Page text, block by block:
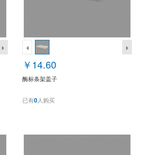
￥14.60
酶标条架盖子
已有0人购买